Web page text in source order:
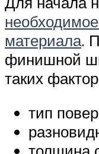
материала.
финишной
таких
тип